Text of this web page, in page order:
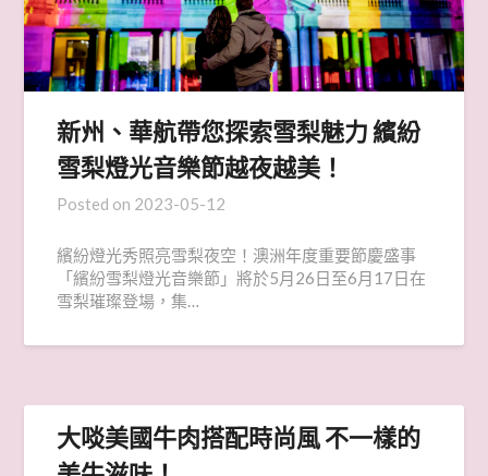
新州、華航帶您探索雪梨魅力 繽紛
雪梨燈光音樂節越夜越美！
Posted on 2023-05-12
繽紛燈光秀照亮雪梨夜空！澳洲年度重要節慶盛事
「繽紛雪梨燈光音樂節」將於5月26日至6月17日在
雪梨璀璨登場，集…
大啖美國牛肉搭配時尚風 不一樣的